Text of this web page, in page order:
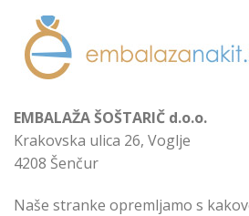
EMBALAŽA ŠOŠTARIČ d.o.o.
Krakovska ulica 26, Voglje
4208 Šenčur
Naše stranke opremljamo s